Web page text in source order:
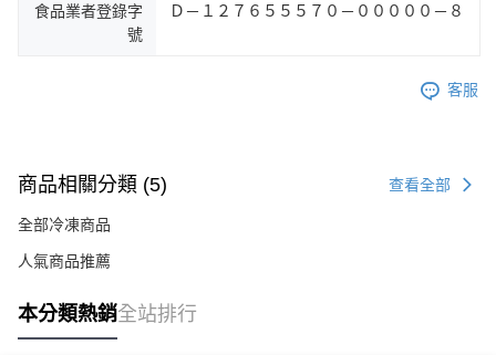
食品業者登錄字
號
Ｄ－１２７６５５５７０－０００００－８
客服
商品相關分類 (5) 查看全部
全部冷凍商品
人氣商品推薦
本分類熱銷全站排行